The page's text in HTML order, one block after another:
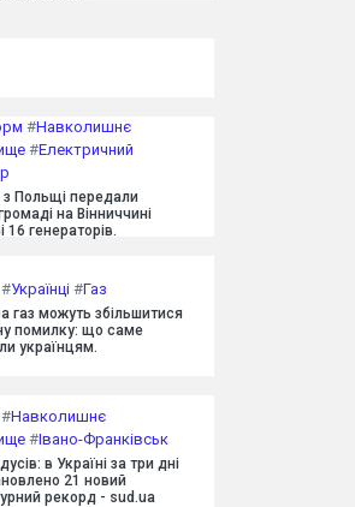
#Навколишнє
#Електричний
Польщі передали
на Вінниччині
16 генераторів.
#Українці #Газ
газ можуть збільшитися
помилку: що саме
українцям.
#Навколишнє
#Івано-Франківськ
в Україні за три дні
21 новий
рекорд - sud.ua